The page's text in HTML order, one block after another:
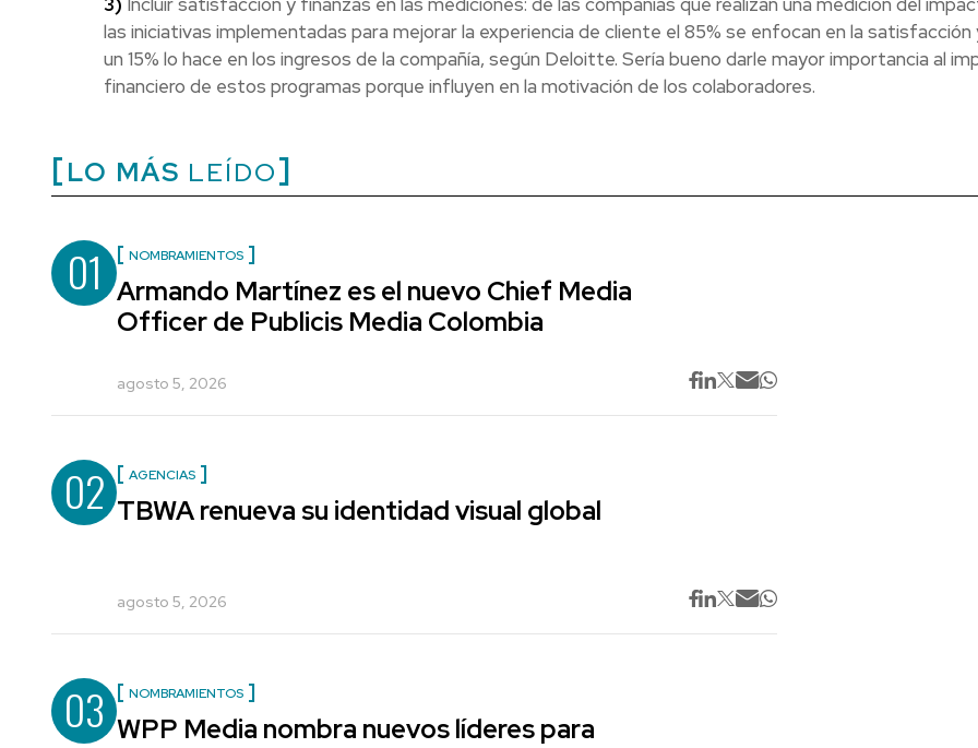
las iniciativas implementadas para mejorar la experiencia de cliente el 85% se enfocan en la satisfacción
un 15% lo hace en los ingresos de la compañía, según Deloitte. Sería bueno darle mayor importancia al
financiero de estos programas porque influyen en la motivación de los colaboradores.
LO MÁS LEÍDO
01 NOMBRAMIENTOS
Armando Martínez es el nuevo Chief Media
Officer de Publicis Media Colombia
agosto 5, 2026
02 AGENCIAS
TBWA renueva su identidad visual global
agosto 5, 2026
03 NOMBRAMIENTOS
WPP Media nombra nuevos líderes para